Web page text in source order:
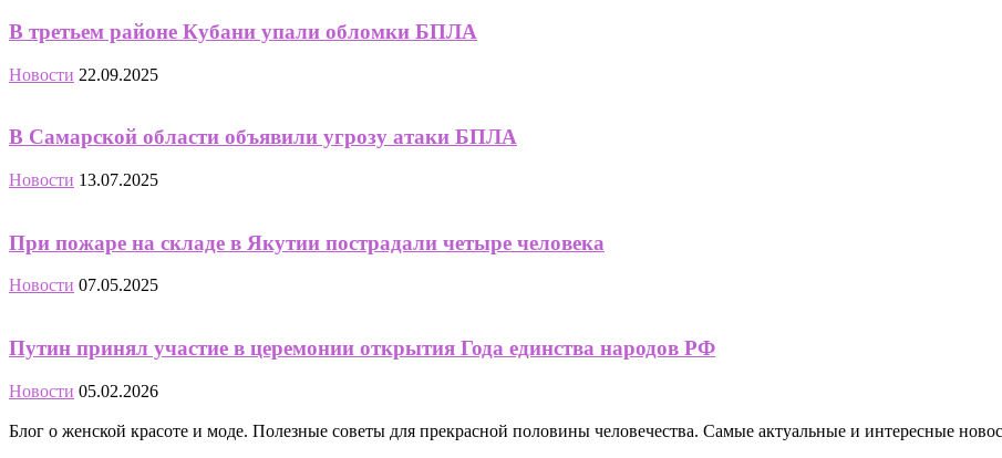
В третьем районе Кубани упали обломки БПЛА
Новости 22.09.2025
В Самарской области объявили угрозу атаки БПЛА
Новости 13.07.2025
При пожаре на складе в Якутии пострадали четыре человека
Новости 07.05.2025
Путин принял участие в церемонии открытия Года единства народов РФ
Новости 05.02.2026
Блог о женской красоте и моде. Полезные советы для прекрасной половины человечества. Самые актуальные и интересные